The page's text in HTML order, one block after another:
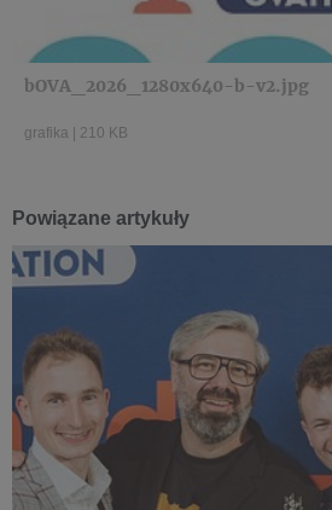
bOVA_2026_1280x640-b-v2.jpg
grafika 210 KB
Powiązane artykuły